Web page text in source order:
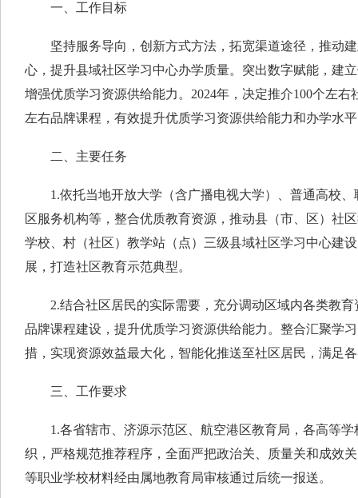
一、工作目标
坚持服务导向，创新方式方法，拓宽渠道途径，推动建
心，提升县域社区学习中心办学质量。突出数字赋能，建
增强优质学习资源供给能力。2024年，决定推介100个左右
左右品牌课程，有效提升优质学习资源供给能力和办学水
二、主要任务
1.依托当地开放大学（含广播电视大学）、普通高校、
区服务机构等，整合优质教育资源，推动县（市、区）社
学校、村（社区）教学站（点）三级县域社区学习中心建
展，打造社区教育示范典型。
2.结合社区居民的实际需要，充分调动区域内各类教育
品牌课程建设，提升优质学习资源供给能力。整合汇聚学
措，实现资源效益最大化，智能化推送至社区居民，满足
三、工作要求
1.各省辖市、济源示范区、航空港区教育局，各高等学
织，严格规范推荐程序，全面严把政治关、质量关和成效
等职业学校材料经由属地教育局审核通过后统一报送。